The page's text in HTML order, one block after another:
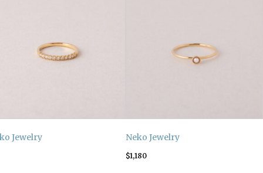
Jewelry Neko Jewelry
$1,180